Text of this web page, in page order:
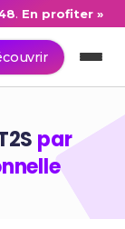
. En profiter »
par